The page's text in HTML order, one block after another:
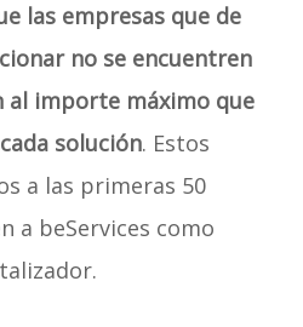
las empresas que de
no se encuentren
al importe máximo que
solución. Estos
a las primeras 50
a beServices como